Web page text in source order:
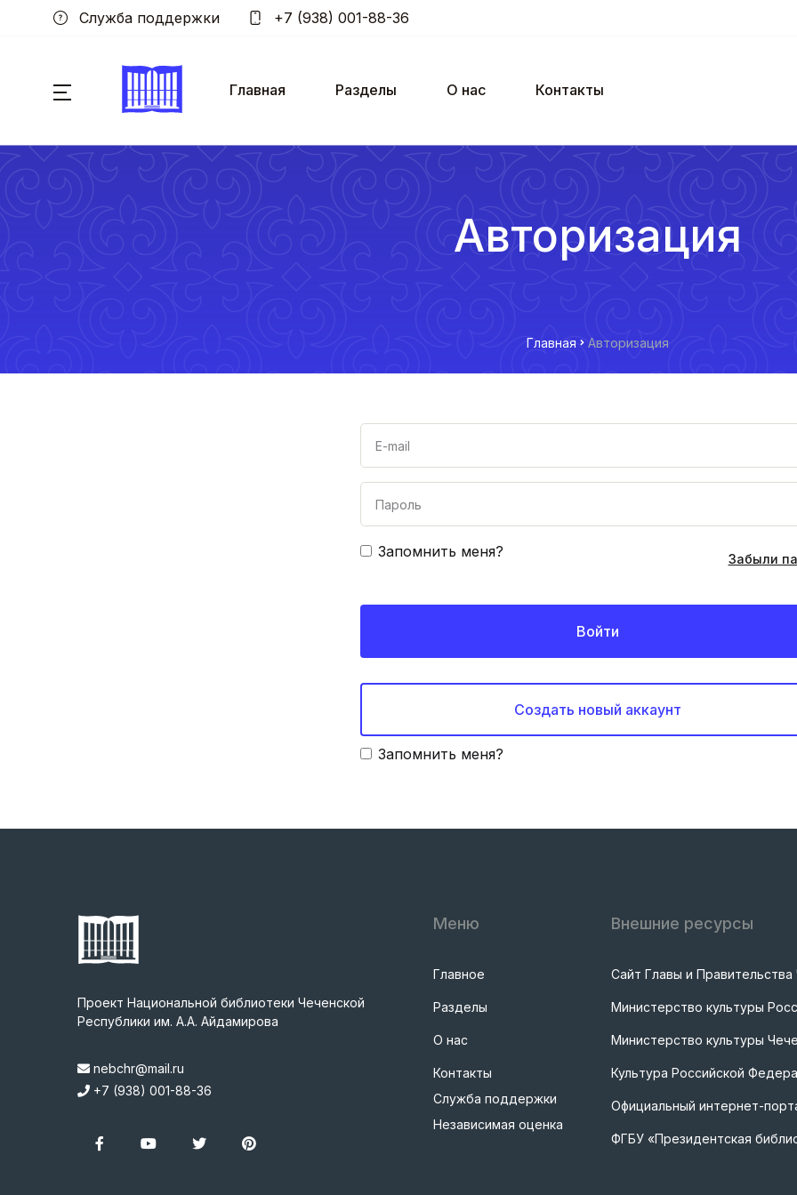
Служба поддержки +7 (938) 001-88-36
Главная Разделы О нас
Контакты
Авторизация
Главная Авторизация
Запомнить меня? Забыли
Войти
Создать новый аккаунт
Запомнить меня?
Проект Национальной библиотеки Чеченской
Республики им. А.А. Айдамирова
nebchr@mail.ru
+7 (938) 001-88-36
Меню
Главное
Разделы
О нас
Контакты
Служба поддержки
Независимая оценка
Внешние ресурсы
Сайт Главы и
Министерство культуры
Министерство культуры
Культура Российской
Официальный интернет-
ФГБУ «Президентская